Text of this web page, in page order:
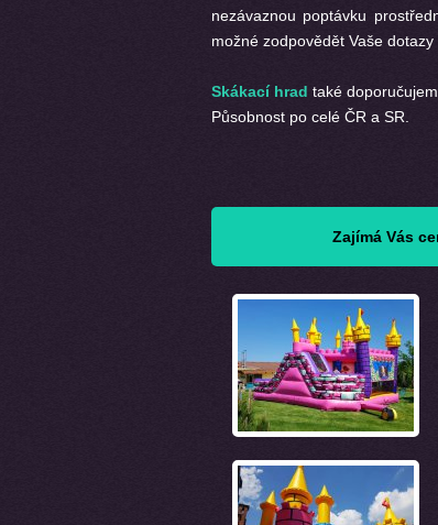
nezávaznou poptávku
možné zodpovědět Vaše dotazy
Skákací hrad také
Působnost po celé ČR a SR.
Zajímá Vás